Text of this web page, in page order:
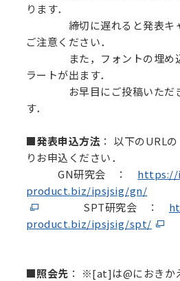
ります．
締切に遅れると発表キャ
ご注意ください．
また，フォントの埋め込
ラートが出ます．
お早目にご投稿いただき
す．
■発表申込方法 ： 以下のURL
りお申込ください．
GN研究会 ： https://
product.biz/ipsjsig/gn/
SPT研究会 ：
product.biz/ipsjsig/spt/
■照会先 ： ※[at]は@におきか